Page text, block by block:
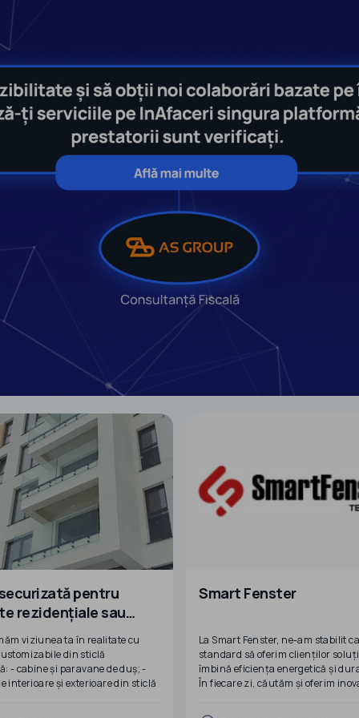
pentru
rezidențiale sau
viziunea ta în realitate cu
din sticlă
- cabine și paravane de duș; -
interioare și exterioare din sticlă
interioare; - contrablat de
Smart Fenster
La Smart Fenster, ne-am stabilit ca
standard să oferim clienților
îmbină eficiența energetică și
În fiecare zi, căutăm și oferim
acestora, respectând standardele